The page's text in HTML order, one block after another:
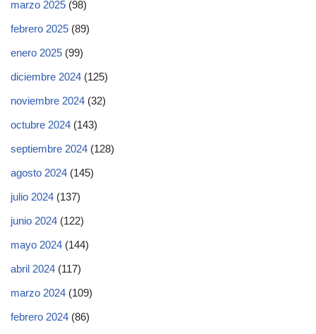
marzo 2025 (98)
febrero 2025 (89)
enero 2025 (99)
diciembre 2024 (125)
noviembre 2024 (32)
octubre 2024 (143)
septiembre 2024 (128)
agosto 2024 (145)
julio 2024 (137)
junio 2024 (122)
mayo 2024 (144)
abril 2024 (117)
marzo 2024 (109)
febrero 2024 (86)